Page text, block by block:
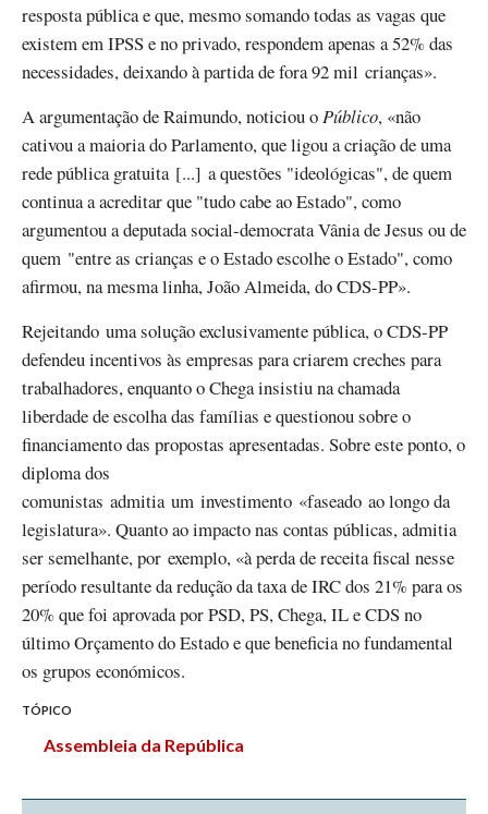
resposta pública e que, mesmo somando todas as vagas que
existem em IPSS e no privado, respondem apenas a 52% das
necessidades, deixando à partida de fora 92 mil crianças».
A argumentação de Raimundo, noticiou oPúblico, «não
cativou a maioria do Parlamento, que ligou a criação de uma
rede pública gratuita [...] a questões "ideológicas", de quem
continua a acreditar que "tudo cabe ao Estado", como
argumentou a deputada social-democrata Vânia de Jesus ou de
quem "entre as crianças e o Estado escolhe o Estado", como
afirmou, na mesma linha, João Almeida, do CDS-PP».
Rejeitando uma solução exclusivamente pública, o CDS-PP
defendeu incentivos às empresas para criarem creches para
trabalhadores, enquanto o Chega insistiu na chamada
liberdade de escolha das famílias e questionou sobre o
financiamento das propostas apresentadas. Sobre este ponto, o
diploma dos
comunistas admitia um investimento «faseado ao longo da
legislatura». Quanto ao impacto nas contas públicas, admitia
ser semelhante, por exemplo, «à perda de receita fiscal nesse
período resultante da redução da taxa de IRC dos 21% para os
20% que foi aprovada por PSD, PS, Chega, IL e CDS no
último Orçamento do Estado e que beneficia no fundamental
os grupos económicos.
TÓPICO
Assembleia da República